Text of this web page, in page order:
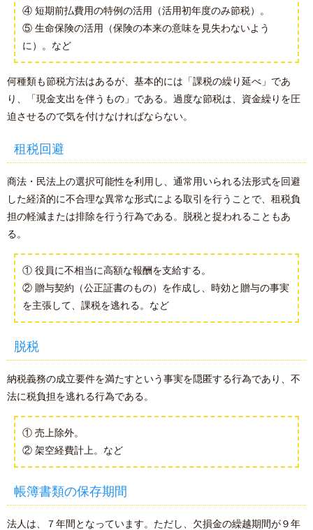
④ 短期前払費用の特例の活用（活用初年度のみ節税）。
⑤ 生命保険の活用（保険の本来の意味を見失わないよう
に）。など
何種類も節税方法はあるが、基本的には「課税の繰り延べ」であ
り、「現金支出を伴うもの」である。過度な節税は、資金繰りを圧
迫させるので気を付けなければならない。
租税回避
商法・民法上の選択可能性を利用し、通常用いられる法形式を回避
した経済的に不合理な異常な形式による取引を行うことで、租税負
担の軽減または排除を行う行為である。脱税と捉われることもあ
る。
① 役員に不相当に高額な報酬を支給する。
② 贈与契約（公正証書のもの）を作成し、時効と贈与の事実
を主張して、課税を逃れる。など
脱税
納税義務の成立要件を満たすという事実を隠匿する行為であり、不
法に税負担を逃れる行為である。
① 売上除外。
② 架空経費計上。など
帳簿書類の保存期間
法人は、７年間となっています。ただし、欠損金の繰越期間が９年